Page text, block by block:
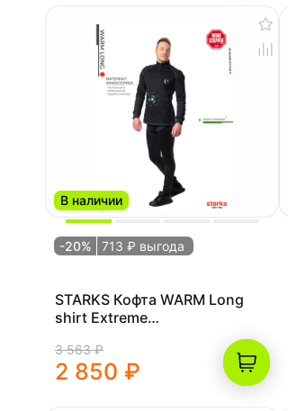
В наличии
-20% 713 ₽ выгода
STARKS Кофта WARM Long
shirt Extreme
3 563 ₽
2 850 ₽